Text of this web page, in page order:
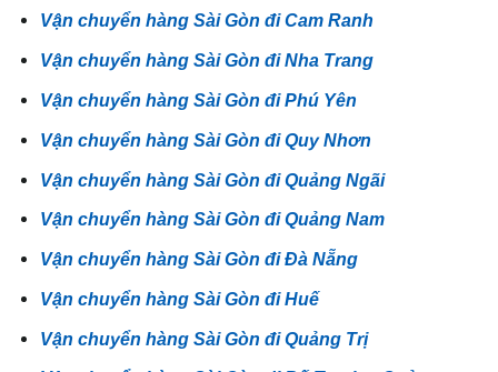
Vận chuyển hàng Sài Gòn đi Cam Ranh
Vận chuyển hàng Sài Gòn đi Nha Trang
Vận chuyển hàng Sài Gòn đi Phú Yên
Vận chuyển hàng Sài Gòn đi Quy Nhơn
Vận chuyển hàng Sài Gòn đi Quảng Ngãi
Vận chuyển hàng Sài Gòn đi Quảng Nam
Vận chuyển hàng Sài Gòn đi Đà Nẵng
Vận chuyển hàng Sài Gòn đi Huế
Vận chuyển hàng Sài Gòn đi Quảng Trị